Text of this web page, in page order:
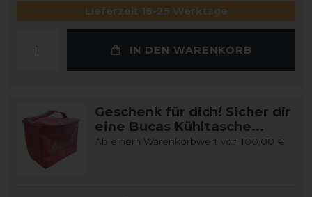
Lieferzeit 16-25 Werktage
IN DEN WARENKORB
Geschenk für dich! Sicher dir
eine Bucas Kühltasche...
Ab einem Warenkorbwert von 100,00 €